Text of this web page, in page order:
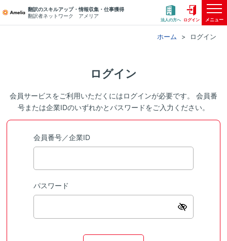
翻訳のスキルアップ・情報収集・仕事獲得
翻訳者ネットワーク アメリア
法人の方へ ログイン メニュー
ホーム ログイン
ログイン
会員サービスをご利用いただくにはログインが必要です。 会員番
号または企業IDのいずれかとパスワードをご入力ください。
会員番号／企業ID
パスワード